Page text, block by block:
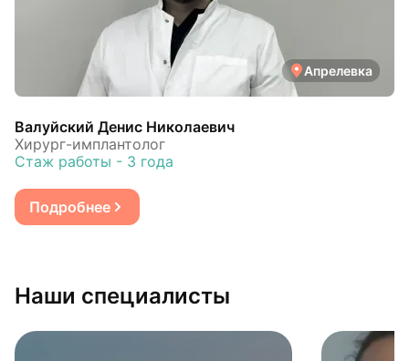
Апрелевка
Валуйский Денис Николаевич
Хирург-имплантолог
Стаж работы - 3 года
Подробнее
Наши специалисты